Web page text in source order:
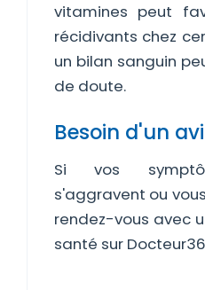
vitamines peut
récidivants chez
un bilan sanguin
de doute.
Besoin d'un
Si vos
s'aggravent ou
rendez-vous avec
santé sur